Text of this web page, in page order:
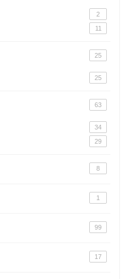
2
11
25
25
63
34
29
8
1
99
17